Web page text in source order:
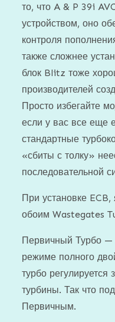
то, что A & P 39i
устройством, оно
контроля
также сложнее
блок Blitz тоже
производителей
Просто избегайте
если у вас все еще
стандартные
«сбиты с толку»
последовательной
При установке
обоим Wastegates
Первичный Турбо —
режиме полного
турбо регулируется
турбины. Так что
Первичным.